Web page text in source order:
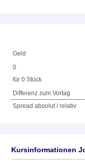
Geld
0
für 0 Stück
Differenz zum Vortag
Spread absolut / relativ
Kursinformationen